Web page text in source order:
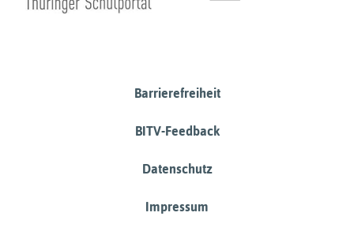
Barrierefreiheit
BITV-Feedback
Datenschutz
Impressum